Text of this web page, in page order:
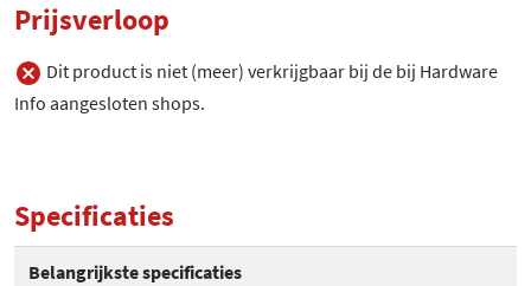
Prijsverloop
Dit product is niet (meer) verkrijgbaar bij de bij Hardware
Info aangesloten shops.
Specificaties
Belangrijkste specificaties